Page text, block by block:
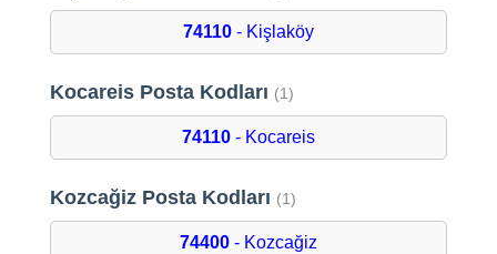
74110- Kişlaköy
Kocareis Posta Kodları (1)
74110- Kocareis
Kozcağiz Posta Kodları (1)
74400- Kozcağiz